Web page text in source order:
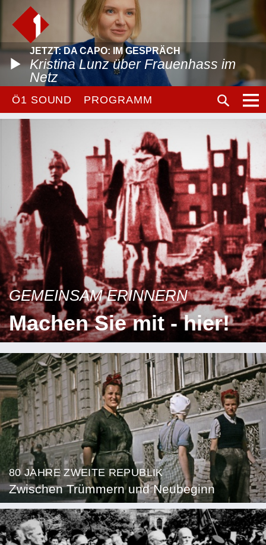
JETZT: DA CAPO: IM GESPRÄCH
Kristina Lunz über Frauenhass im
Netz
Ö1 SOUND PROGRAMM
GEMEINSAM ERINNERN
Machen Sie mit - hier!
80 JAHRE ZWEITE REPUBLIK
Zwischen Trümmern und Neubeginn